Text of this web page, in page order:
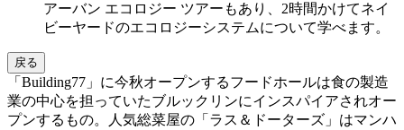
アーバン エコロジー ツアーもあり、2時間かけてネイ
ビーヤードのエコロジーシステムについて学べます。
戻る
「Building77」に今秋オープンするフードホールは食の製造
業の中心を担っていたブルックリンにインスパイアされオー
プンするもの。人気総菜屋の「ラス＆ドーターズ」はマンハ